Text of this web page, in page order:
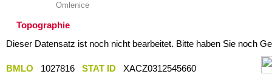
Omlenice
Topographie
Dieser Datensatz ist noch nicht bearbeitet. Bitte haben Sie noch
BMLO 1027816 STAT ID
XACZ0312545660